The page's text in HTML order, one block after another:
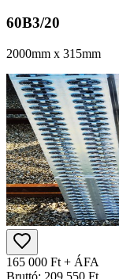
60B3/20
2000mm x 315mm
165 000 Ft + ÁFA